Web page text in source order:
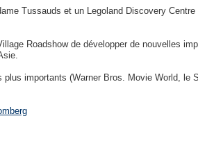
Tussauds et un Legoland Discovery
Roadshow de développer de nouvelles
importants (Warner Bros. Movie World, le